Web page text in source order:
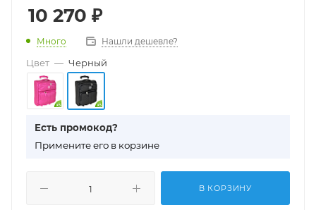
10 270 ₽
Много Нашли дешевле?
Цвет — Черный
Есть промокод?
Примените его в корзине
В КОРЗИНУ